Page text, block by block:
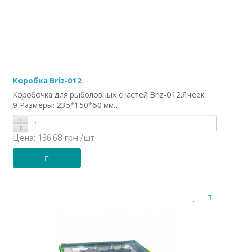
Коробка Briz-012
Коробочка для рыболовных снастей Briz-012.Ячеек
9 Размеры: 235*150*60 мм..
Цена: 136.68 грн /шт